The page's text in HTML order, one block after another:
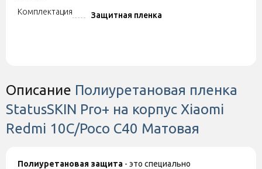
Комплектация
Защитная пленка
Описание Полиуретановая пленка
StatusSKIN Pro+ на корпус Xiaomi
Redmi 10C/Poco C40 Матовая
Полиуретановая защита - это специально